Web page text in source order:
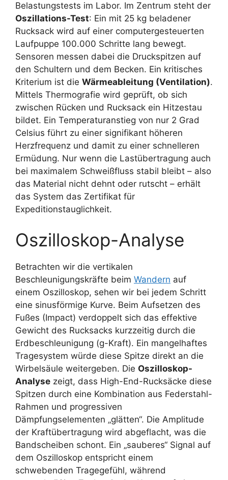
Belastungstests im Labor. Im Zentrum steht der
Oszillations-Test: Ein mit 25 kg beladener
Rucksack wird auf einer computergesteuerten
Laufpuppe 100.000 Schritte lang bewegt.
Sensoren messen dabei die Druckspitzen auf
den Schultern und dem Becken. Ein kritisches
Kriterium ist die Wärmeableitung (Ventilation).
Mittels Thermografie wird geprüft, ob sich
zwischen Rücken und Rucksack ein Hitzestau
bildet. Ein Temperaturanstieg von nur 2 Grad
Celsius führt zu einer signifikant höheren
Herzfrequenz und damit zu einer schnelleren
Ermüdung. Nur wenn die Lastübertragung auch
bei maximalem Schweißfluss stabil bleibt – also
das Material nicht dehnt oder rutscht – erhält
das System das Zertifikat für
Expeditionstauglichkeit.
Oszilloskop-Analyse
Betrachten wir die vertikalen
Beschleunigungskräfte beim Wandern auf
einem Oszilloskop, sehen wir bei jedem Schritt
eine sinusförmige Kurve. Beim Aufsetzen des
Fußes (Impact) verdoppelt sich das effektive
Gewicht des Rucksacks kurzzeitig durch die
Erdbeschleunigung (g-Kraft). Ein mangelhaftes
Tragesystem würde diese Spitze direkt an die
Wirbelsäule weitergeben. Die Oszilloskop-
Analyse zeigt, dass High-End-Rucksäcke diese
Spitzen durch eine Kombination aus Federstahl-
Rahmen und progressiven
Dämpfungselementen „glätten“. Die Amplitude
der Kraftübertragung wird abgeflacht, was die
Bandscheiben schont. Ein „sauberes“ Signal auf
dem Oszilloskop entspricht einem
schwebenden Tragegefühl, während